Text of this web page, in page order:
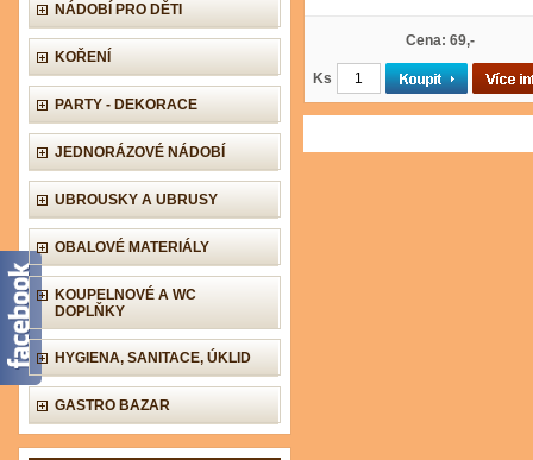
NÁDOBÍ PRO DĚTI
KOŘENÍ
PARTY - DEKORACE
JEDNORÁZOVÉ NÁDOBÍ
UBROUSKY A UBRUSY
OBALOVÉ MATERIÁLY
KOUPELNOVÉ A WC
DOPLŇKY
HYGIENA, SANITACE, ÚKLID
GASTRO BAZAR
Cena: 69,-
Ks